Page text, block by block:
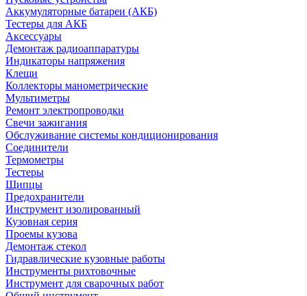
Аккумуляторные батареи (АКБ)
Тестеры для АКБ
Аксессуары
Демонтаж радиоаппаратуры
Индикаторы напряжения
Клещи
Коллекторы манометрические
Мультиметры
Ремонт электропроводки
Свечи зажигания
Обслуживание системы кондиционирования
Соединители
Термометры
Тестеры
Щипцы
Предохранители
Инструмент изолированный
Кузовная серия
Проемы кузова
Демонтаж стекол
Гидравлические кузовные работы
Инструменты рихтовочные
Инструмент для сварочных работ